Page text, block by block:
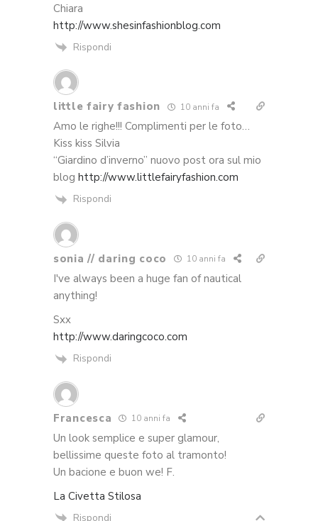
Chiara
http://www.shesinfashionblog.com
Rispondi
little fairy fashion 10 anni fa
Amo le righe!!! Complimenti per le foto…
Kiss kiss Silvia
“Giardino d’inverno” nuovo post ora sul mio
blog http://www.littlefairyfashion.com
Rispondi
sonia // daring coco 10 anni fa
I've always been a huge fan of nautical
anything!
Sxx
http://www.daringcoco.com
Rispondi
Francesca 10 anni fa
Un look semplice e super glamour,
bellissime queste foto al tramonto!
Un bacione e buon we! F.
La Civetta Stilosa
Rispondi